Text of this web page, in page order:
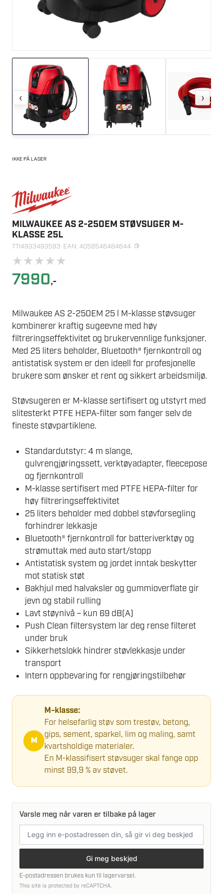
‹ ›
IKKE PÅ LAGER
MILWAUKEE AS 2-250EM STØVSUGER M-
KLASSE 25L
TTI4933493593· EAN: 4058546484644
★★★★★
7990,-
Milwaukee AS 2-250EM 25 l M-klasse støvsuger
kombinerer kraftig sugeevne med høy
filtreringseffektivitet og brukervennlige funksjoner.
Med 25 liters beholder, Bluetooth® fjernkontroll og
antistatisk system er den ideell for profesjonelle
brukere som ønsker et rent og sikkert arbeidsmiljø.
Støvsugeren er M-klasse sertifisert og utstyrt med
slitesterkt PTFE HEPA-filter som fanger selv de
fineste støvpartiklene.
Standardutstyr: 4 m slange,
gulvrengjøringssett, verktøyadapter, fleecepose
og fjernkontroll
M-klasse sertifisert med PTFE HEPA-filter for
høy filtreringseffektivitet
25 liters beholder med dobbel støvforsegling
forhindrer lekkasje
Bluetooth® fjernkontroll for batteriverktøy og
strømuttak med auto start/stopp
Antistatisk system og jordet inntak beskytter
mot statisk støt
Bakhjul med halvaksler og gummioverflate gir
jevn og stabil rulling
Lavt støynivå – kun 69 dB(A)
Push Clean filtersystem lar deg rense filteret
under bruk
Sikkerhetslokk hindrer støvlekkasje under
transport
Intern oppbevaring for rengjøringstilbehør
M
M-klasse:
For helsefarlig støv som trestøv, betong,
gips, sement, sparkel, lim og maling, samt
kvartsholdige materialer.
En M-klassifisert støvsuger skal fange opp
minst 99,9 % av støvet.
Varsle meg når varen er tilbake på lager
postadresse
Gi meg beskjed
E-postadressen brukes kun til lagervarsel.
This site is protected by reCAPTCHA.